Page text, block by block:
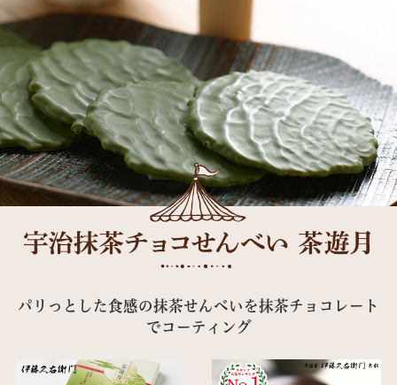
パリっとした食感の抹茶せんべいを抹茶チョコレート
でコーティング